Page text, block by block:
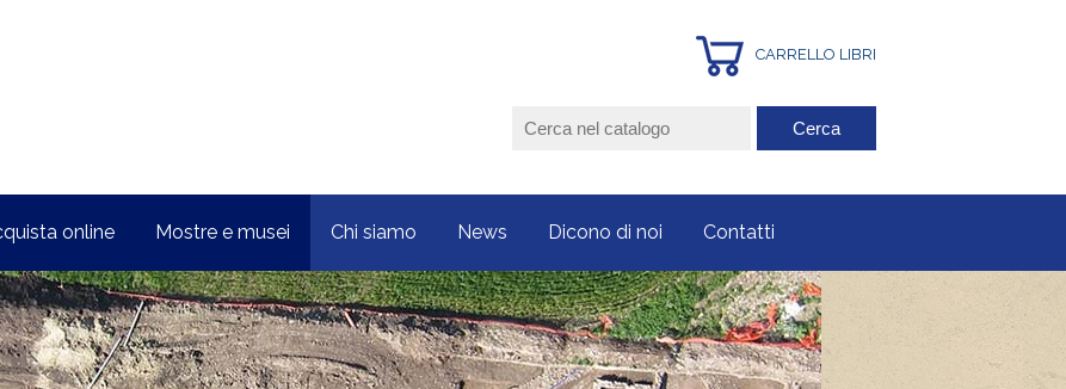
CARRELLO LIBRI
online Mostre e musei Chi siamo News Dicono di noi Contatti